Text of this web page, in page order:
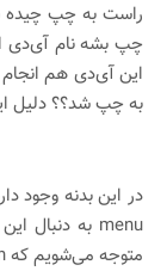
راست به چپ چیده
این آی‌دی هم
به چپ شد؟؟ دلیل
در این بدنه وجود
متوجه می‌شویم که text-align مورد نظر در آدرس